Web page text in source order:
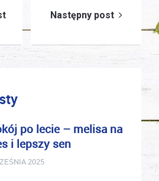
Następny post
po lecie – melisa na
i lepszy sen
2025